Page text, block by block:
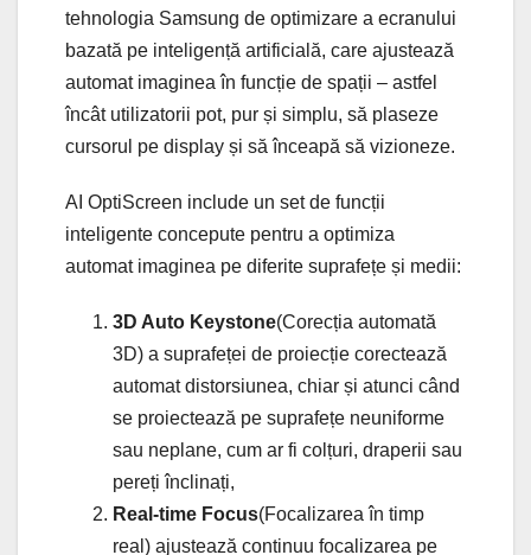
tehnologia Samsung de optimizare a ecranului
bazată pe inteligență artificială, care ajustează
automat imaginea în funcție de spații – astfel
încât utilizatorii pot, pur și simplu, să plaseze
cursorul pe display și să înceapă să vizioneze.
AI OptiScreen include un set de funcții
inteligente concepute pentru a optimiza
automat imaginea pe diferite suprafețe și medii:
3D Auto Keystone(Corecția automată
3D) a suprafeței de proiecție corectează
automat distorsiunea, chiar și atunci când
se proiectează pe suprafețe neuniforme
sau neplane, cum ar fi colțuri, draperii sau
pereți înclinați,
Real-time Focus(Focalizarea în timp
real) ajustează continuu focalizarea pe